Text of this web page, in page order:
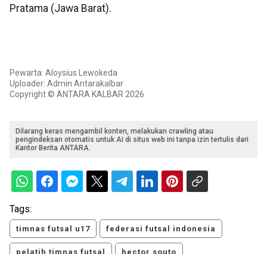
Pratama (Jawa Barat).
Pewarta: Aloysius Lewokeda
Uploader: Admin Antarakalbar
Copyright © ANTARA KALBAR 2026
Dilarang keras mengambil konten, melakukan crawling atau
pengindeksan otomatis untuk AI di situs web ini tanpa izin tertulis dari
Kantor Berita ANTARA.
Tags:
timnas futsal u17 federasi futsal indonesia
pelatih timnas futsal hector souto